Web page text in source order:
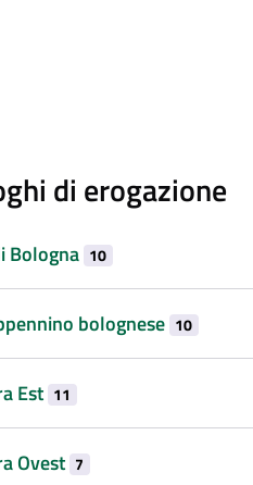
di erogazione
Bologna 10
bolognese 10
Est 11
Ovest 7